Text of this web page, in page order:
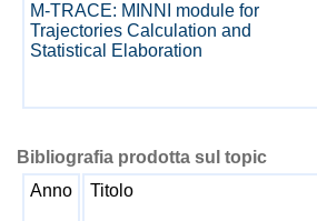
M-TRACE: MINNI module for
Trajectories Calculation and
Statistical Elaboration
Bibliografia prodotta sul topic
Anno
Titolo